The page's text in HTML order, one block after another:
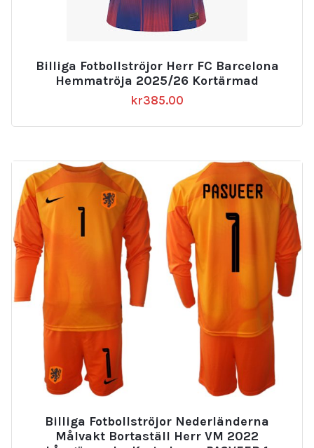
Billiga Fotbollströjor Herr FC Barcelona
Hemmatröja 2025/26 Kortärmad
kr385.00
Billiga Fotbollströjor Nederländerna
Målvakt Bortaställ Herr VM 2022